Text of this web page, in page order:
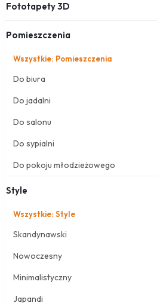
Fototapety 3D
Pomieszczenia
Wszystkie: Pomieszczenia
Do biura
Do jadalni
Do salonu
Do sypialni
Do pokoju młodzieżowego
Style
Wszystkie: Style
Skandynawski
Nowoczesny
Minimalistyczny
Japandi